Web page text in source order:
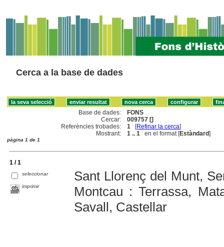
Cerca a la base de dades
Base de dades:
FONS
Cercar:
009757 []
Referències trobades:
1 [Refinar la cerca]
Mostrant:
1 .. 1 en el format [Estàndard]
pàgina 1 de 1
1 / 1
seleccionar
imprimir
Sant Llorenç del Munt,
Montcau : Terrassa,
Savall, Castellar